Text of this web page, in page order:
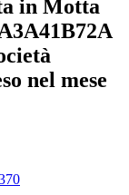
in Motta
nel mese